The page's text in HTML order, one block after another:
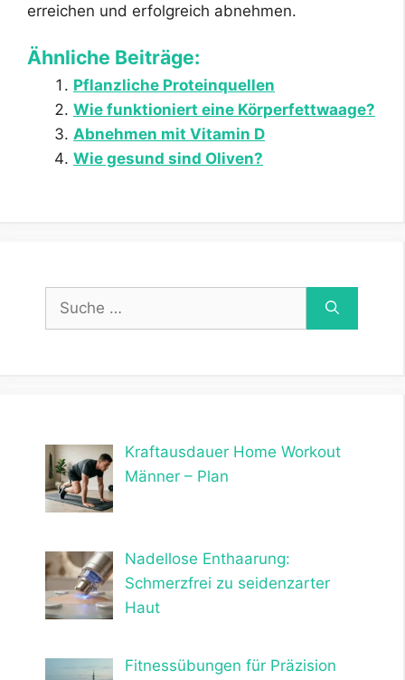
erreichen und erfolgreich abnehmen.
Ähnliche Beiträge:
Pflanzliche Proteinquellen
Wie funktioniert eine Körperfettwaage?
Abnehmen mit Vitamin D
Wie gesund sind Oliven?
Suche
Kraftausdauer Home Workout
Männer – Plan
Nadellose Enthaarung:
Schmerzfrei zu seidenzarter
Haut
Fitnessübungen für Präzision